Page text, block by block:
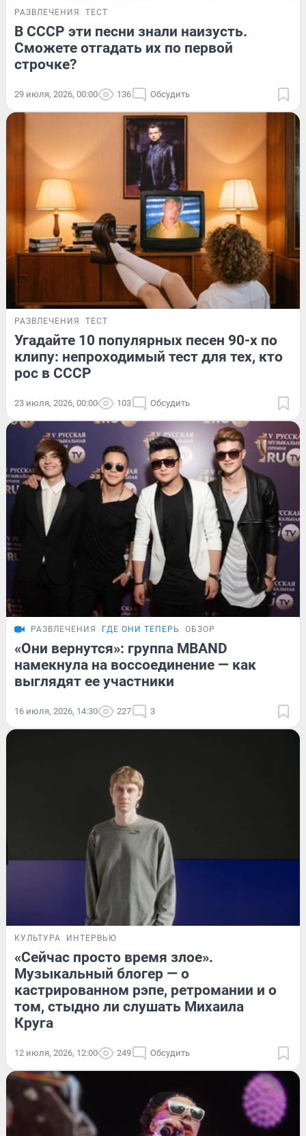
РАЗВЛЕЧЕНИЯ ТЕСТ
В СССР эти песни знали наизусть.
Сможете отгадать их по первой
строчке?
29 июля, 2026, 00:00 136 Обсудить
РАЗВЛЕЧЕНИЯ ТЕСТ
Угадайте 10 популярных песен 90-х по
клипу: непроходимый тест для тех, кто
рос в СССР
23 июля, 2026, 00:00 103 Обсудить
РАЗВЛЕЧЕНИЯ ГДЕ ОНИ ТЕПЕРЬ ОБЗОР
«Они вернутся»: группа MBAND
намекнула на воссоединение — как
выглядят ее участники
16 июля, 2026, 14:30 227 3
КУЛЬТУРА ИНТЕРВЬЮ
«Сейчас просто время злое».
Музыкальный блогер — о
кастрированном рэпе, ретромании и о
том, стыдно ли слушать Михаила
Круга
12 июля, 2026, 12:00 249 Обсудить